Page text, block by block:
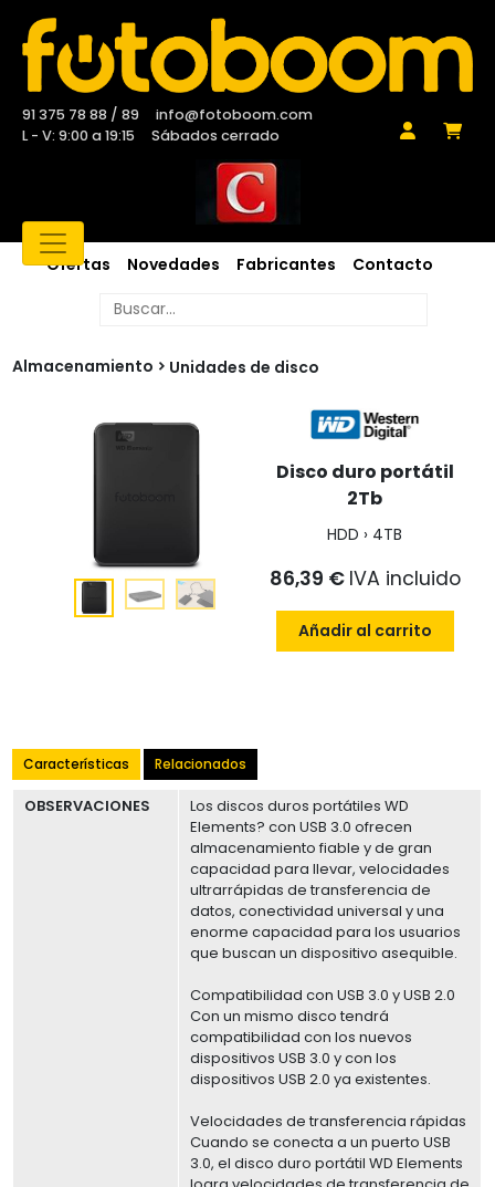
91 375 78 88 / 89
info@fotoboom.com
L - V: 9:00 a 19:15
Sábados cerrado
Ofertas Novedades Fabricantes Contacto
Almacenamiento Unidades de disco
Disco duro portátil
2Tb
HDD › 4TB
86,39 € IVA incluido
Añadir al carrito
Características Relacionados
OBSERVACIONES
Los discos duros portátiles WD
Elements? con USB 3.0 ofrecen
almacenamiento fiable y de gran
capacidad para llevar, velocidades
ultrarrápidas de transferencia de
datos, conectividad universal y una
enorme capacidad para los usuarios
que buscan un dispositivo asequible.
Compatibilidad con USB 3.0 y USB 2.0
Con un mismo disco tendrá
compatibilidad con los nuevos
dispositivos USB 3.0 y con los
dispositivos USB 2.0 ya existentes.
Velocidades de transferencia rápidas
Cuando se conecta a un puerto USB
3.0, el disco duro portátil WD Elements